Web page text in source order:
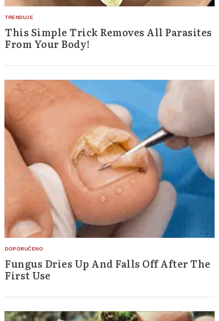
This Simple Trick Removes All Parasites
From Your Body!
Fungus Dries Up And Falls Off After The
First Use